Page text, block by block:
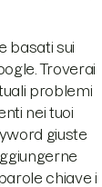
basati sui
Troverai
problemi
nei tuoi
giuste
chiave i